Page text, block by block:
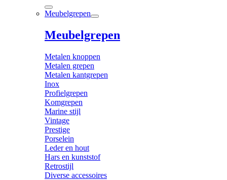
Meubelgrepen
Meubelgrepen
Metalen knoppen
Metalen grepen
Metalen kantgrepen
Inox
Profielgrepen
Komgrepen
Marine stijl
Vintage
Prestige
Porselein
Leder en hout
Hars en kunststof
Retrostijl
Diverse accessoires